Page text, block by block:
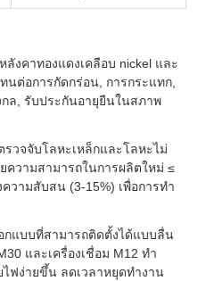
หลังคาทองแดงเคลือบ nickel และ
นต่อการกัดกร่อน, การกระแทก,
กล, รับประกันอายุยืนในสภาพ
รวจจับโลหะเหล็กและโลหะไม่
ความสามารถในการผลิตใหม่ ≤
วามสับสน (3-15%) เพื่อการทํา
กแบบที่สามารถติดตั้งได้แบบลื่น
และเครื่องเชื่อม M12 ทํา
ฟง่ายขึ้น ลดเวลาหยุดทํางาน